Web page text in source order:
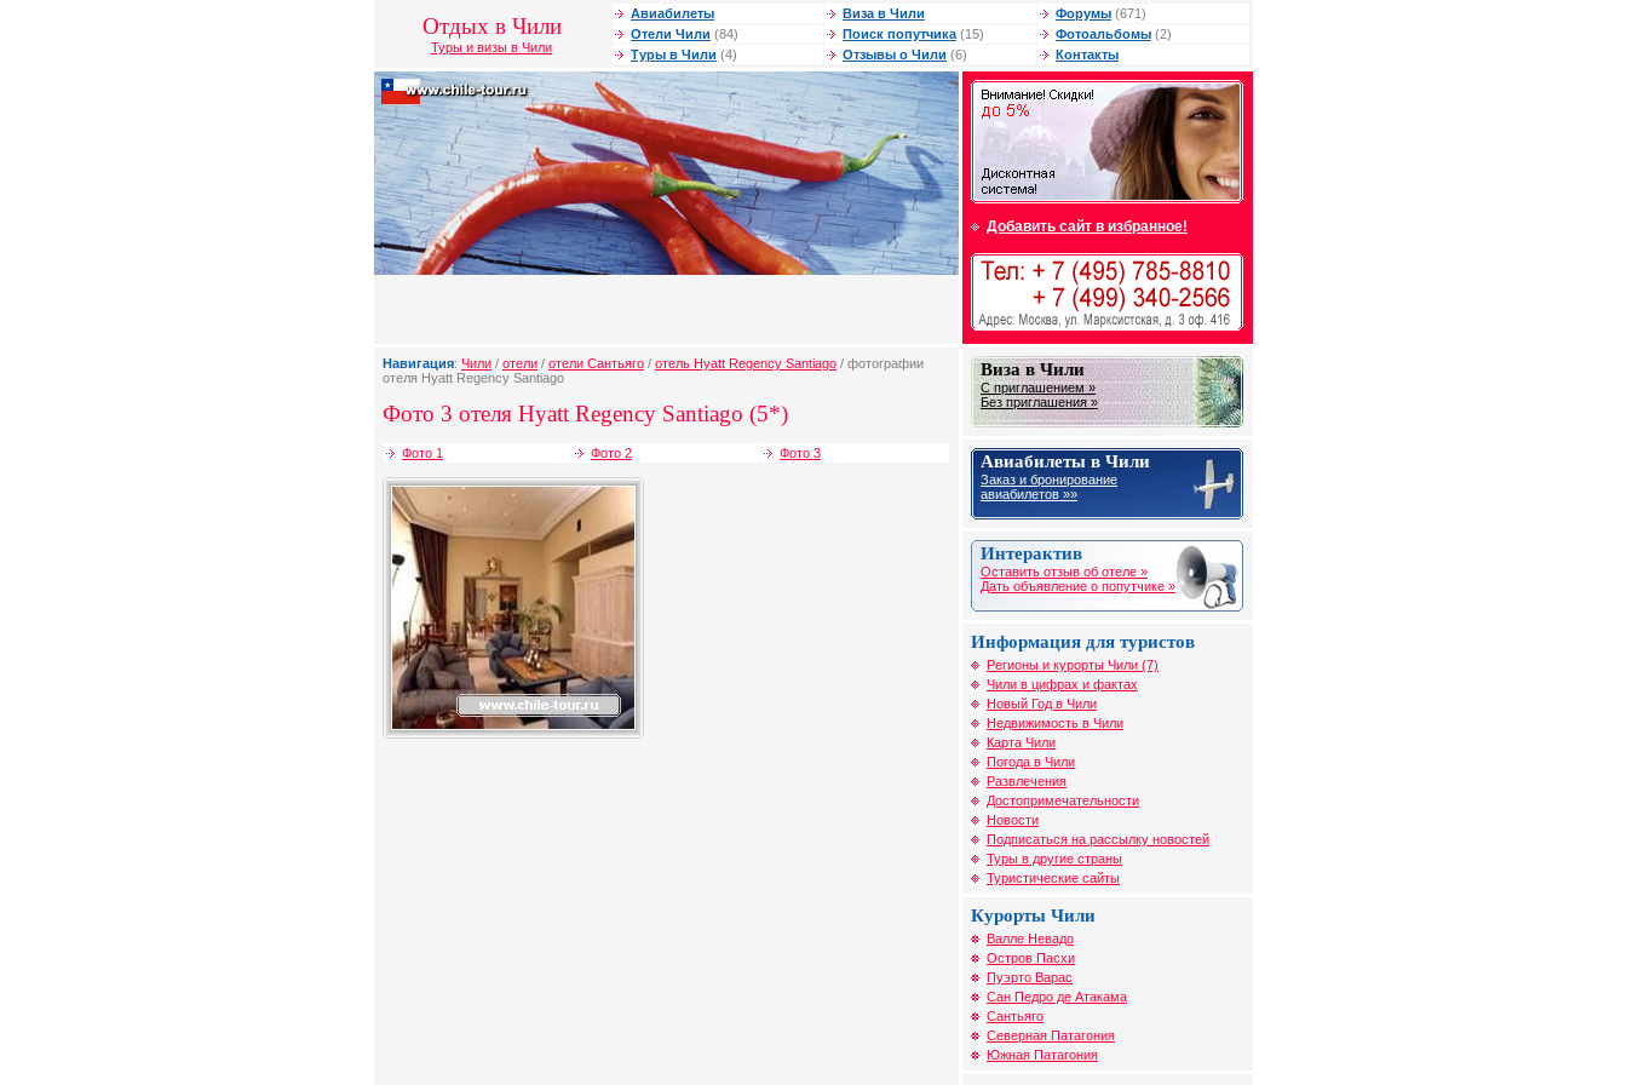
Отдых в Чили
Туры и визы в Чили
Авиабилеты Виза в Чили Форумы (671)
Отели Чили (84) Поиск попутчика (15) Фотоальбомы (2)
Туры в Чили (4) Отзывы о Чили (6) Контакты
Добавить сайт в избранное!
Навигация: Чили / отели / отели Сантьяго / отель Hyatt Regency Santiago / фотографии
отеля Hyatt Regency Santiago
Фото 3 отеля Hyatt Regency Santiago (5*)
Фото 1 Фото 2 Фото 3
Виза в Чили
С приглашением »
Без приглашения »
Авиабилеты в Чили
Заказ и бронирование
авиабилетов »»
Интерактив
Оставить отзыв об отеле »
Дать объявление о попутчике »
Информация для туристов
Регионы и курорты Чили (7)
Чили в цифрах и фактах
Новый Год в Чили
Недвижимость в Чили
Карта Чили
Погода в Чили
Развлечения
Достопримечательности
Новости
Подписаться на рассылку новостей
Туры в другие страны
Туристические сайты
Курорты Чили
Валле Невадо
Остров Пасхи
Пуэрто Варас
Сан Педро де Атакама
Сантьяго
Северная Патагония
Южная Патагония